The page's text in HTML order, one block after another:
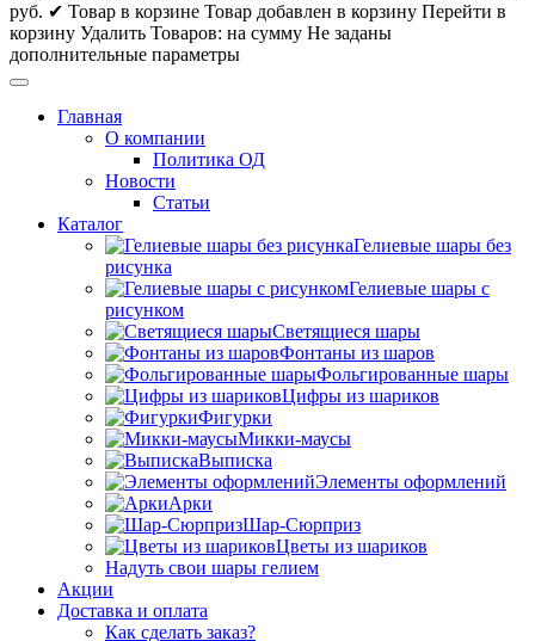
руб. ✔ Товар в корзине Товар добавлен в корзину Перейти в
корзину Удалить Товаров: на сумму Не заданы
дополнительные параметры
Главная
О компании
Политика ОД
Новости
Статьи
Каталог
Гелиевые шары без
рисунка
Гелиевые шары с
рисунком
Светящиеся шары
Фонтаны из шаров
Фольгированные шары
Цифры из шариков
Фигурки
Микки-маусы
Выписка
Элементы оформлений
Арки
Шар-Сюрприз
Цветы из шариков
Надуть свои шары гелием
Акции
Доставка и оплата
Как сделать заказ?